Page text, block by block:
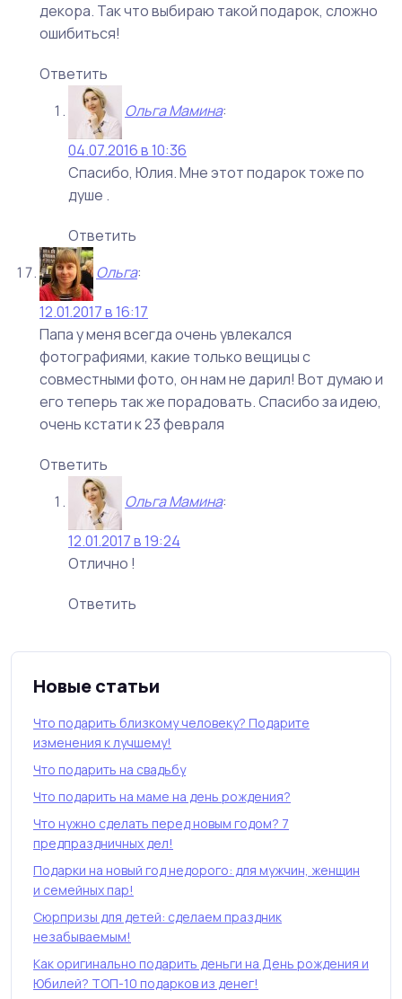
декора. Так что выбираю такой подарок, сложно
ошибиться!
Ответить
Ольга Мамина:
04.07.2016 в 10:36
Спасибо, Юлия. Мне этот подарок тоже по
душе .
Ответить
Ольга:
12.01.2017 в 16:17
Папа у меня всегда очень увлекался
фотографиями, какие только вещицы с
совместными фото, он нам не дарил! Вот думаю и
его теперь так же порадовать. Спасибо за идею,
очень кстати к 23 февраля
Ответить
Ольга Мамина:
12.01.2017 в 19:24
Отлично !
Ответить
Новые статьи
Что подарить близкому человеку? Подарите
изменения к лучшему!
Что подарить на свадьбу
Что подарить на маме на день рождения?
Что нужно сделать перед новым годом? 7
предпраздничных дел!
Подарки на новый год недорого: для мужчин, женщин
и семейных пар!
Сюрпризы для детей: сделаем праздник
незабываемым!
Как оригинально подарить деньги на День рождения и
Юбилей? ТОП-10 подарков из денег!